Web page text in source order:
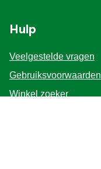
Hulp
Veelgestelde vragen
Gebruiksvoorwaarden
Winkel zoeker